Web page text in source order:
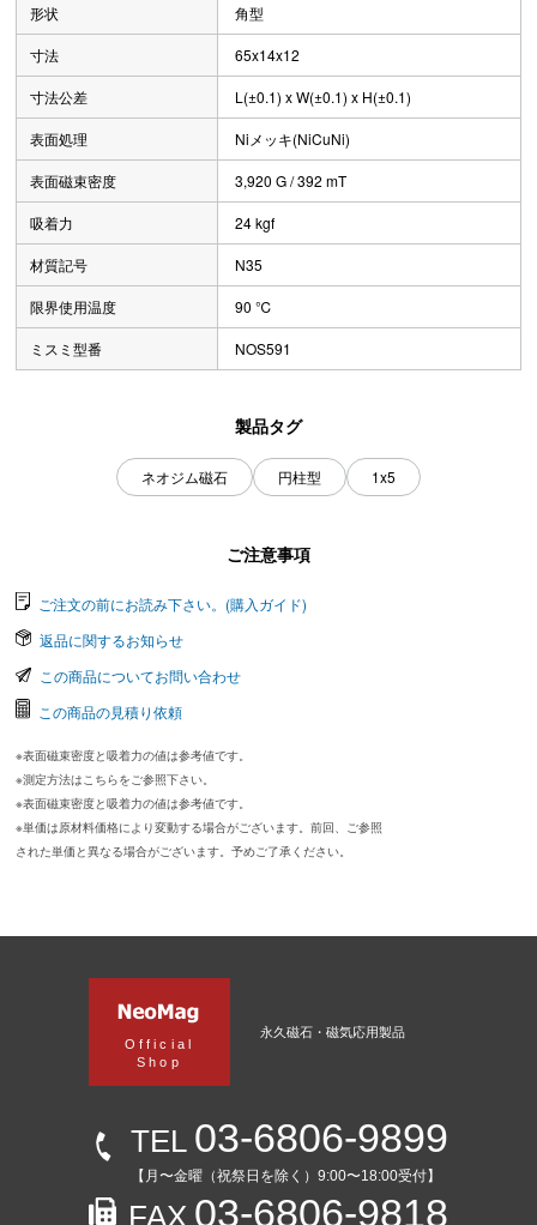
形状 角型
寸法 65x14x12
寸法公差 L(±0.1) x W(±0.1) x H(±0.1)
表面処理 Niメッキ(NiCuNi)
表面磁束密度 3,920 G / 392 mT
吸着力 24 kgf
材質記号 N35
限界使用温度 90 ℃
ミスミ型番 NOS591
製品タグ
ネオジム磁石 円柱型 1x5
ご注意事項
ご注文の前にお読み下さい。(購入ガイド)
返品に関するお知らせ
この商品についてお問い合わせ
この商品の見積り依頼
※表面磁束密度と吸着力の値は参考値です。
※測定方法はこちらをご参照下さい。
※表面磁束密度と吸着力の値は参考値です。
※単価は原材料価格により変動する場合がございます。前回、ご参照
された単価と異なる場合がございます。予めご了承ください。
Official
Shop
永久磁石・磁気応用製品
TEL 03-6806-9899
【月〜金曜（祝祭日を除く）9:00〜18:00受付】
FAX 03-6806-9818